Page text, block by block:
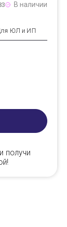
В наличии
ЮЛ и ИП
получи